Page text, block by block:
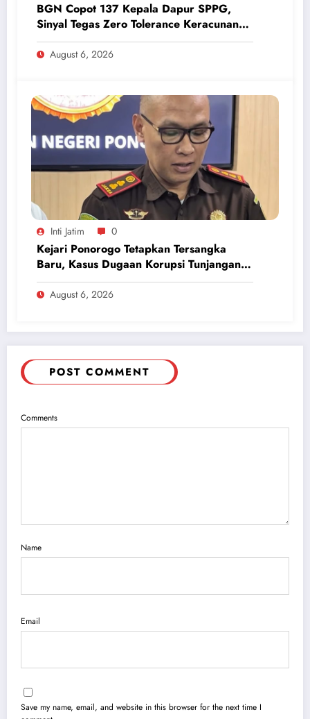
BGN Copot 137 Kepala Dapur SPPG,
Sinyal Tegas Zero Tolerance Keracunan
Makanan dan Korupsi
August 6, 2026
Inti Jatim 0
Kejari Ponorogo Tetapkan Tersangka
Baru, Kasus Dugaan Korupsi Tunjangan
Perumahan DPRD 2023-2026
August 6, 2026
POST COMMENT
Comments
Name
Email
Save my name, email, and website in this browser for the next time I